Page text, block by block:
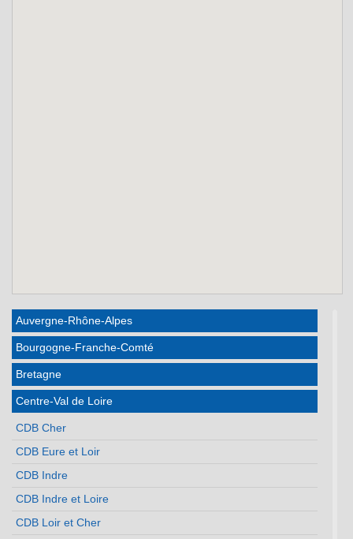
Auvergne-Rhône-Alpes
Bourgogne-Franche-Comté
Bretagne
Centre-Val de Loire
CDB Cher
CDB Eure et Loir
CDB Indre
CDB Indre et Loire
CDB Loir et Cher